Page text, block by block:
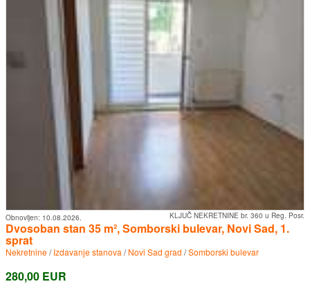
KLJUČ NEKRETNINE br. 360 u Reg. Posr.
Obnovljen: 10.08.2026.
Dvosoban stan 35 m², Somborski bulevar, Novi Sad, 1.
sprat
Nekretnine/Izdavanje stanova /Novi Sad grad /Somborski bulevar
280,00 EUR